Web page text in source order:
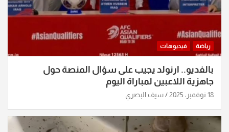
رياضة فيديوهات
بالفديو.. ارنولد يجيب على سؤال المنصة حول
جاهزية اللاعبين لمباراة اليوم
18 نوفمبر، 2025 سيف البصري